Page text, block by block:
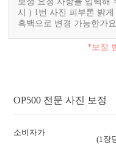
*보정
OP500 전문 사진 보정
소비자가
(1장